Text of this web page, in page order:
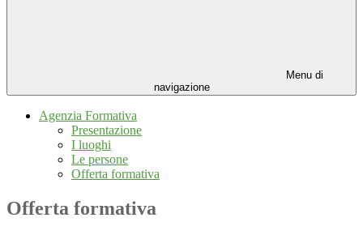
Menu di
navigazione
Agenzia Formativa
Presentazione
I luoghi
Le persone
Offerta formativa
Offerta formativa